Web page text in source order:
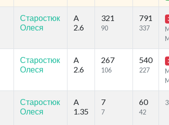
Старостюк
Олеся
A
2.6
321
90
791
337
Старостюк
Олеся
A
2.6
267
106
540
227
Старостюк
Олеся
A
1.35
7
7
60
42